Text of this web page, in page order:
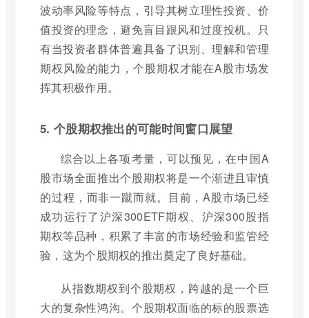
波动率风险等特点，引导其树立理性投资、价
值投资的理念，避免盲目跟风和过度投机。只
有当投资者群体普遍具备了识别、理解和管理
期权风险的能力，个股期权才能在A股市场发
挥其积极作用。
5. 个股期权推出的可能时间窗口展望
综合以上各项考量，可以预见，在中国A
股市场全面推出个股期权将是一个渐进且审慎
的过程，而非一蹴而就。目前，A股市场已经
成功运行了沪深300ETF期权、沪深300股指
期权等品种，积累了丰富的市场经验和监管经
验，这为个股期权的推出奠定了良好基础。
从指数期权到个股期权，跨越的是一个巨
大的复杂性鸿沟。个股期权面临的标的股票选